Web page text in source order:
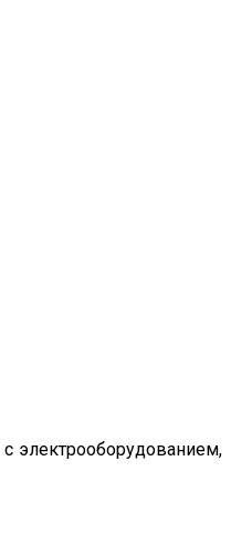
электрооборудованием,